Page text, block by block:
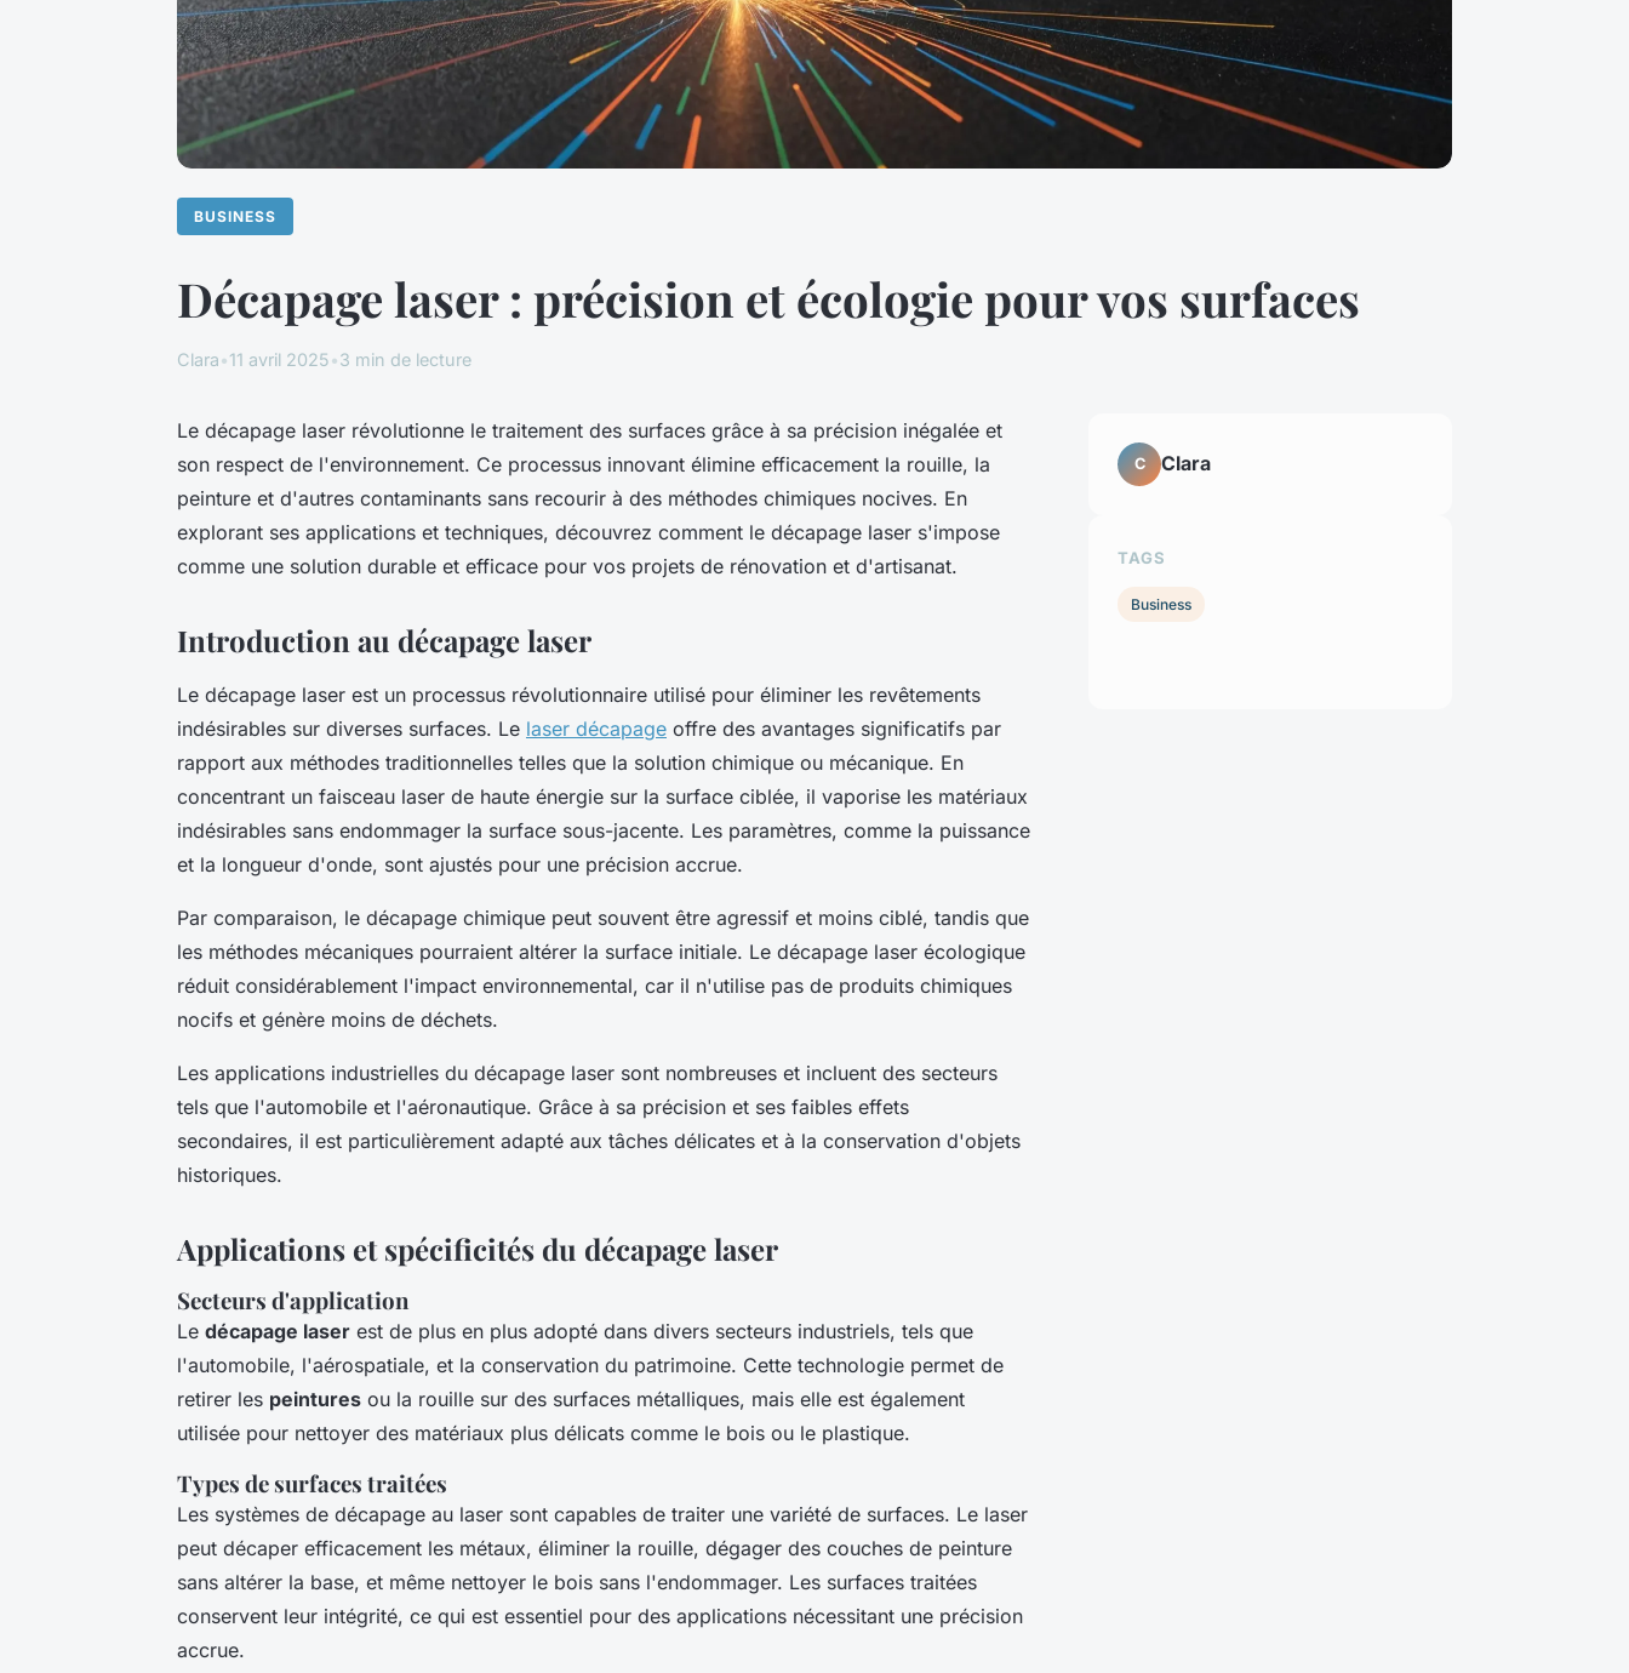
BUSINESS
Décapage laser : précision et écologie pour vos surfaces
Clara•11 avril 2025•3 min de lecture
Le décapage laser révolutionne le traitement des surfaces grâce à sa précision inégalée et
son respect de l'environnement. Ce processus innovant élimine efficacement la rouille, la
peinture et d'autres contaminants sans recourir à des méthodes chimiques nocives. En
explorant ses applications et techniques, découvrez comment le décapage laser s'impose
comme une solution durable et efficace pour vos projets de rénovation et d'artisanat.
Introduction au décapage laser
Le décapage laser est un processus révolutionnaire utilisé pour éliminer les revêtements
indésirables sur diverses surfaces. Le laser décapage offre des avantages significatifs par
rapport aux méthodes traditionnelles telles que la solution chimique ou mécanique. En
concentrant un faisceau laser de haute énergie sur la surface ciblée, il vaporise les matériaux
indésirables sans endommager la surface sous-jacente. Les paramètres, comme la puissance
et la longueur d'onde, sont ajustés pour une précision accrue.
Par comparaison, le décapage chimique peut souvent être agressif et moins ciblé, tandis que
les méthodes mécaniques pourraient altérer la surface initiale. Le décapage laser écologique
réduit considérablement l'impact environnemental, car il n'utilise pas de produits chimiques
nocifs et génère moins de déchets.
Les applications industrielles du décapage laser sont nombreuses et incluent des secteurs
tels que l'automobile et l'aéronautique. Grâce à sa précision et ses faibles effets
secondaires, il est particulièrement adapté aux tâches délicates et à la conservation d'objets
historiques.
Applications et spécificités du décapage laser
Secteurs d'application
Le décapage laser est de plus en plus adopté dans divers secteurs industriels, tels que
l'automobile, l'aérospatiale, et la conservation du patrimoine. Cette technologie permet de
retirer les peintures ou la rouille sur des surfaces métalliques, mais elle est également
utilisée pour nettoyer des matériaux plus délicats comme le bois ou le plastique.
Types de surfaces traitées
Les systèmes de décapage au laser sont capables de traiter une variété de surfaces. Le laser
peut décaper efficacement les métaux, éliminer la rouille, dégager des couches de peinture
sans altérer la base, et même nettoyer le bois sans l'endommager. Les surfaces traitées
conservent leur intégrité, ce qui est essentiel pour des applications nécessitant une précision
accrue.
C Clara
TAGS
Business